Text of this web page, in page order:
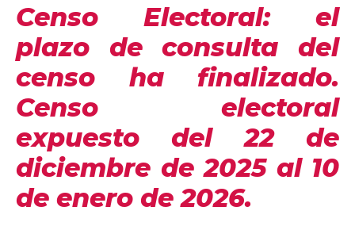
Censo Electoral: el
plazo de consulta del
censo ha finalizado.
Censo electoral
expuesto del 22 de
diciembre de 2025 al 10
de enero de 2026.